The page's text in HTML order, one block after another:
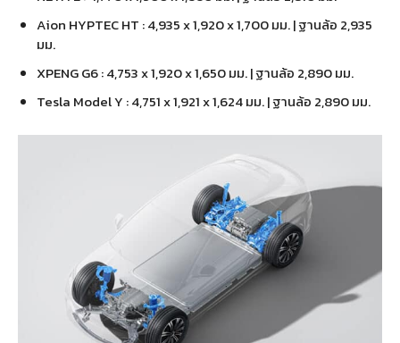
Aion HYPTEC HT : 4,935 x 1,920 x 1,700 มม. | ฐานล้อ 2,935
มม.
XPENG G6 : 4,753 x 1,920 x 1,650 มม. | ฐานล้อ 2,890 มม.
Tesla Model Y : 4,751 x 1,921 x 1,624 มม. | ฐานล้อ 2,890 มม.